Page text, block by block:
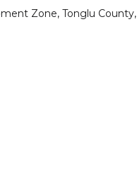
Zone, Tonglu County,